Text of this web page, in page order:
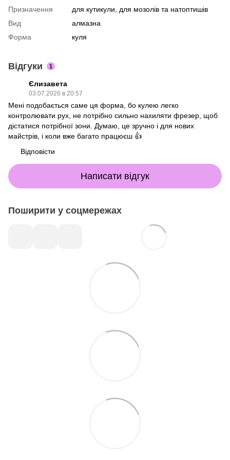
Призначення
для кутикули, для мозолів та натоптишів
Вид
алмазна
Форма
куля
Відгуки 1
Єлизавета
03.07.2026 в 20:57
Мені подобається саме ця форма, бо кулею легко
контролювати рух, не потрібно сильно нахиляти фрезер, щоб
дістатися потрібної зони. Думаю, це зручно і для нових
майстрів, і коли вже багато працюєш 👍
Відповісти
Написати відгук
Поширити у соцмережах